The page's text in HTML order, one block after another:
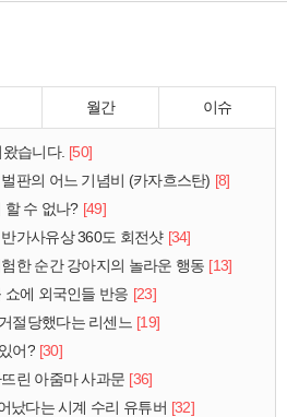
월간 이슈
습니다. [50]
판의 어느 기념비 (카자흐스탄) [8]
할 수 없나? [49]
가사유상 360도 회전샷 [34]
한 순간 강아지의 놀라운 행동 [13]
쇼에 외국인들 반응 [23]
절당했다는 리센느 [19]
어? [30]
린 아줌마 사과문 [36]
났다는 시계 수리 유튜버 [32]